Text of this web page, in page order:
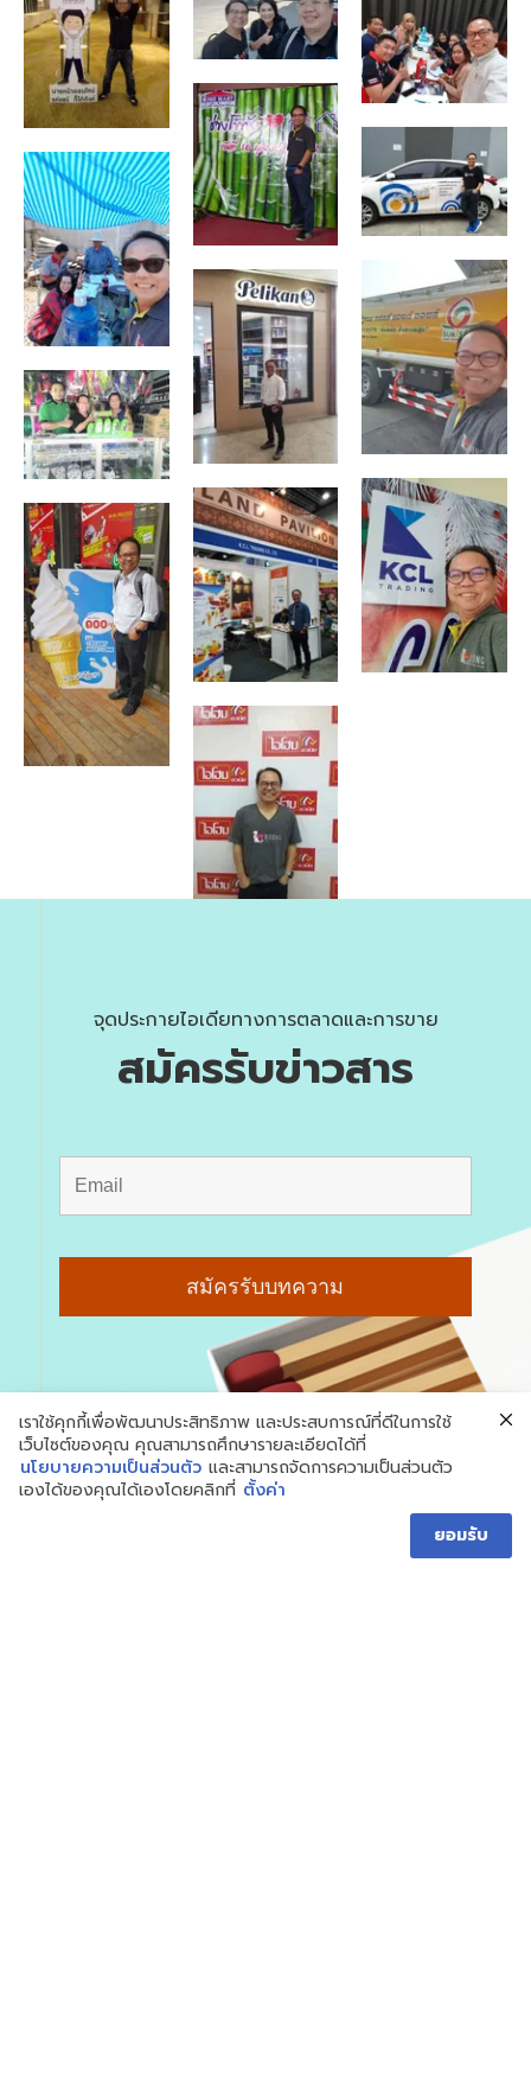
จุดประกายไอเดียทางการตลาดและการขาย
สมัครรับข่าวสาร
เราใช้คุกกี้เพื่อพัฒนาประสิทธิภาพ และประสบการณ์ที่ดีในการใช้
เว็บไซต์ของคุณ คุณสามารถศึกษารายละเอียดได้ที่
นโยบายความเป็นส่วนตัว และสามารถจัดการความเป็นส่วนตัว
เองได้ของคุณได้เองโดยคลิกที่ ตั้งค่า
ยอมรับ